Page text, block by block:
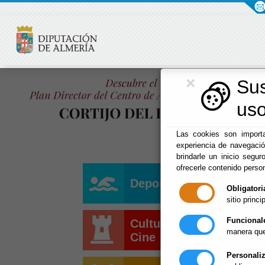
×
Las cookies son
experiencia de
brindarle un inicio
ofrecerle contenido
sitio
manera
Deportes
Cultura y
Cine